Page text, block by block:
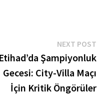
NEXT POST
Etihad’da Şampiyonluk
Gecesi: City-Villa Maçı
İçin Kritik Öngörüler